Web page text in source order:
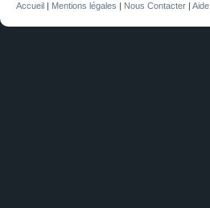
Accueil | Mentions légales | Nous Contacter | Aide